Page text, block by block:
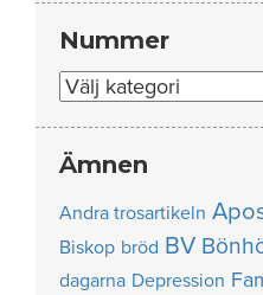
Nummer
Nummer
Ämnen
Andra trosartikeln
Biskop bröd BV
dagarna Depression